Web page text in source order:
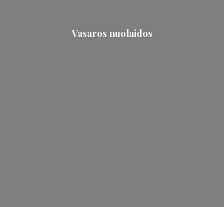
Vasaros nuolaidos